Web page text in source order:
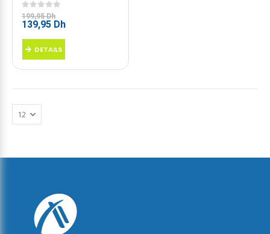
0 sur 5
199,95Dh
Le
initial
était :
199,95 Dh.
139,95 DhLe
DETAILS